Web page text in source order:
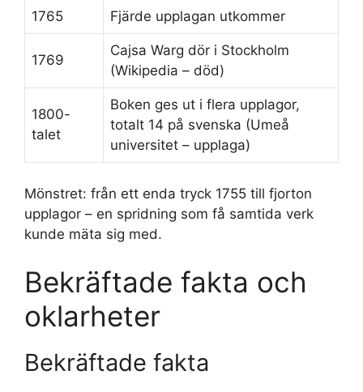
1765 Fjärde upplagan utkommer
1769
Cajsa Warg dör i Stockholm
(Wikipedia – död)
1800-
talet
Boken ges ut i flera upplagor,
totalt 14 på svenska (Umeå
universitet – upplaga)
Mönstret: från ett enda tryck 1755 till fjorton
upplagor – en spridning som få samtida verk
kunde mäta sig med.
Bekräftade fakta och
oklarheter
Bekräftade fakta